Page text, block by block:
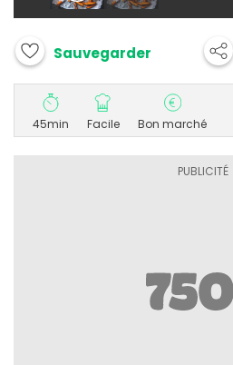
Sauvegarder
45min Facile Bon marché